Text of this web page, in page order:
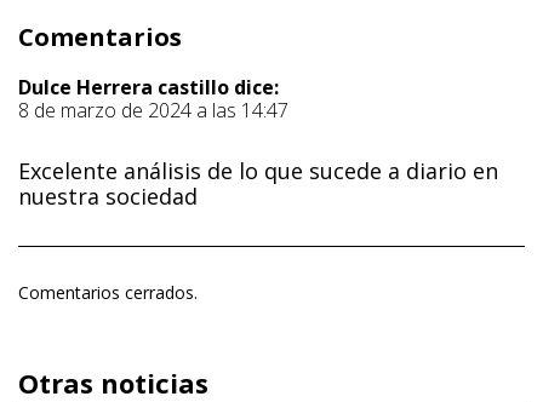
Comentarios
Dulce Herrera castillo dice:
8 de marzo de 2024 a las 14:47
Excelente análisis de lo que sucede a diario en
nuestra sociedad
Comentarios cerrados.
Otras noticias